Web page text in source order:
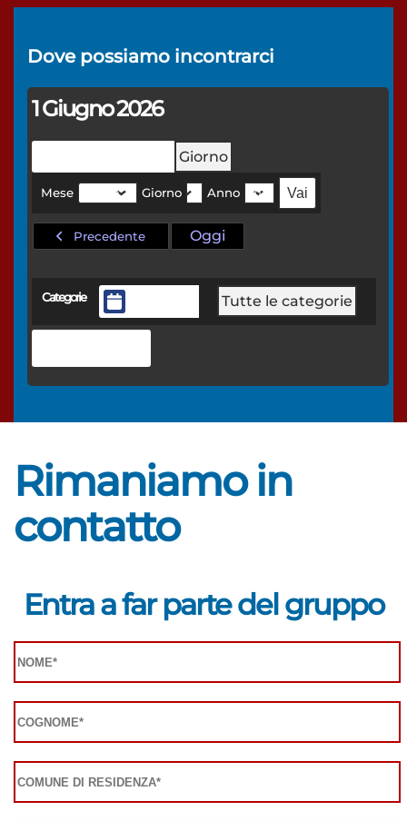
Dove possiamo incontrarci
1 Giugno 2026
Giorno
Mese Giorno Anno
Precedente Oggi
Categorie Tutte le categorie
Rimaniamo in
contatto
Entra a far parte del gruppo